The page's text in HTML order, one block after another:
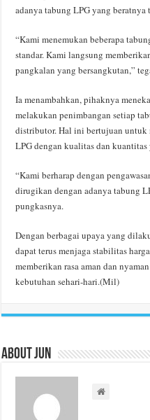
adanya tabung LPG yang beratnya
“Kami menemukan beberapa
standar. Kami langsung
pangkalan yang bersangkutan,”
Ia menambahkan, pihaknya
melakukan penimbangan setiap
distributor. Hal ini bertujuan untuk
LPG dengan kualitas dan kuantitas
“Kami berharap dengan
dirugikan dengan adanya tabung
pungkasnya.
Dengan berbagai upaya yang
dapat terus menjaga stabilitas
memberikan rasa aman dan
kebutuhan sehari-hari.(Mil)
About Jun